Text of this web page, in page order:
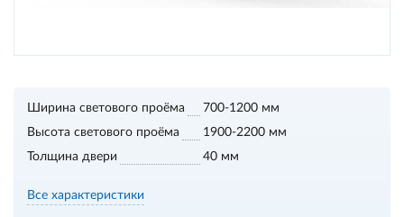
Ширина светового проёма
700-1200 мм
Высота светового проёма
1900-2200 мм
Толщина двери
40 мм
Все характеристики